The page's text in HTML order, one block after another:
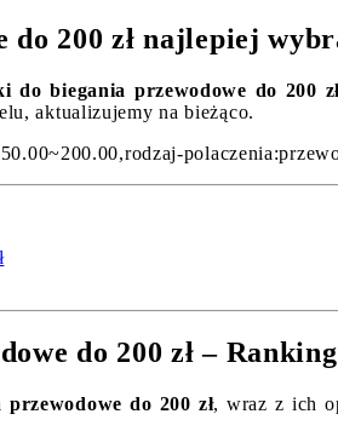
do 200 zł najlepiej
do biegania przewodowe do 200
aktualizujemy na bieżąco.
do 200 zł –
do 200 zł, wraz z ich